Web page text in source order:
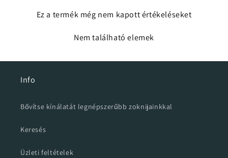
Ez a termék még nem kapott értékeléseket
Nem található elemek
Info
Bővítse kínálatát legnépszerűbb zoknijainkkal
Keresés
Üzleti feltételek